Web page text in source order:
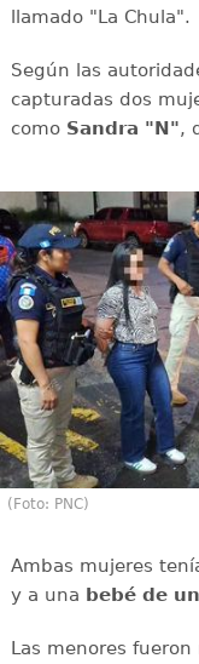
llamado "La Chula".
Según las
capturadas dos
como Sandra "N",
(Foto: PNC)
Ambas mujeres
y a una bebé de
Las menores